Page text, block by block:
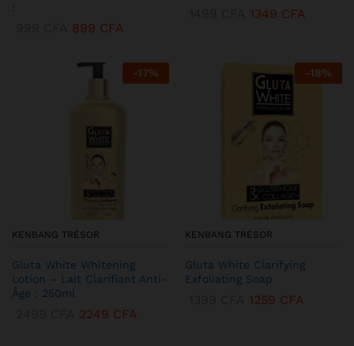
:
899 CFA
1349 CFA
-17%
KENBANG TRÉSOR
Gluta White Whitening
Lotion – Lait Clarifiant Anti-
Âge : 250ml
2249 CFA
-18%
KENBANG TRÉSOR
Gluta White Clarifying
Exfoliating Soap
1259 CFA